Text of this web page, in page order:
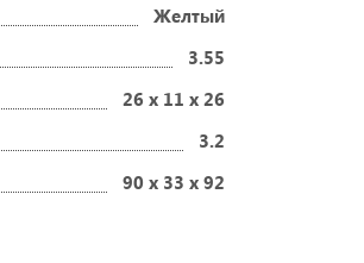
Желтый
3.55
26 х 11 х 26
3.2
90 х 33 х 92